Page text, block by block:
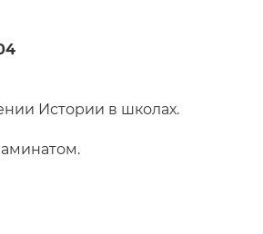
Истории в школах.